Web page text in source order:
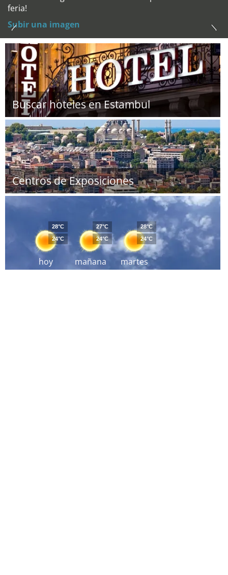
feria!
Subir una imagen
Buscar hoteles en Estambul
Centros de Exposiciones
hoy
28°C
24°C
mañana
27°C
24°C
martes
28°C
24°C